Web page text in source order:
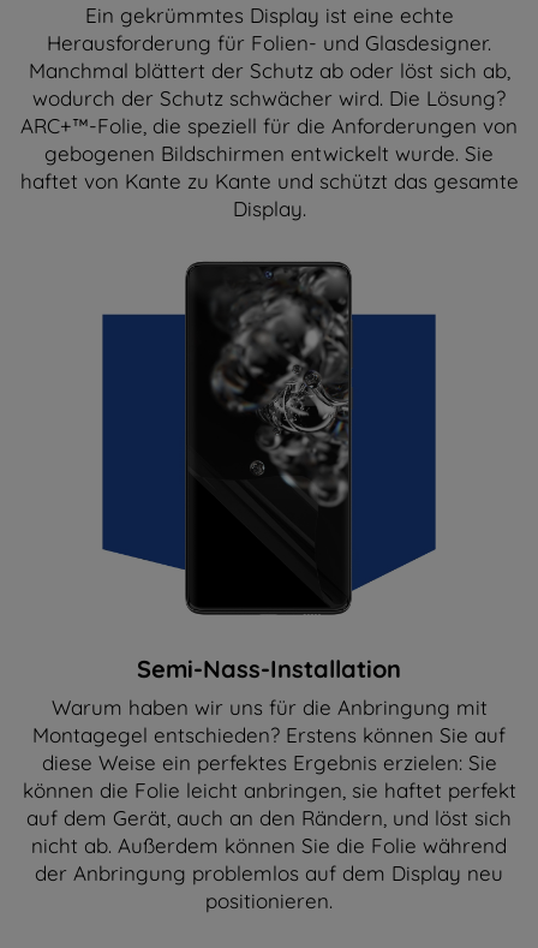
Ein gekrümmtes Display ist eine echte
Herausforderung für Folien- und Glasdesigner.
Manchmal blättert der Schutz ab oder löst sich ab,
wodurch der Schutz schwächer wird. Die Lösung?
ARC+™-Folie, die speziell für die Anforderungen von
gebogenen Bildschirmen entwickelt wurde. Sie
haftet von Kante zu Kante und schützt das gesamte
Display.
Semi-Nass-Installation
Warum haben wir uns für die Anbringung mit
Montagegel entschieden? Erstens können Sie auf
diese Weise ein perfektes Ergebnis erzielen: Sie
können die Folie leicht anbringen, sie haftet perfekt
auf dem Gerät, auch an den Rändern, und löst sich
nicht ab. Außerdem können Sie die Folie während
der Anbringung problemlos auf dem Display neu
positionieren.